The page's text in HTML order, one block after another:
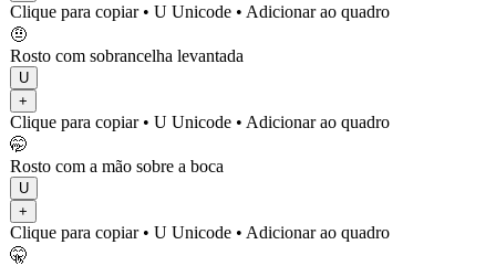
Clique para copiar• U Unicode • Adicionar ao quadro
🤨
Rosto com sobrancelha levantada
U
+
Clique para copiar• U Unicode • Adicionar ao quadro
🤭
Rosto com a mão sobre a boca
U
+
Clique para copiar• U Unicode • Adicionar ao quadro
🤫